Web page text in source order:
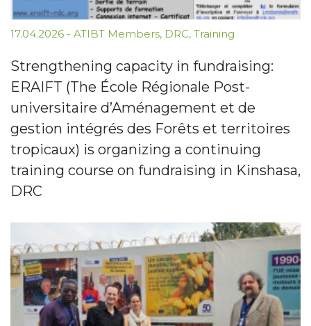
17.04.2026 - ATIBT Members, DRC, Training
Strengthening capacity in fundraising:
ERAIFT (The École Régionale Post-
universitaire d’Aménagement et de
gestion intégrés des Forêts et territoires
tropicaux) is organizing a continuing
training course on fundraising in Kinshasa,
DRC